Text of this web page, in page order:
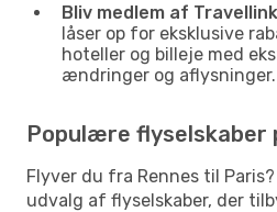
Bliv medlem af
låser op for eksklusive
hoteller og billeje med
ændringer og aflysninger.
Populære flyselskaber
Flyver du fra Rennes til
udvalg af flyselskaber, der